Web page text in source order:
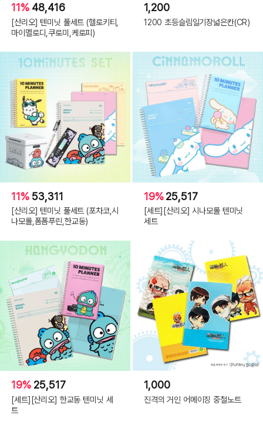
11% 48,416
[산리오] 텐미닛 풀세트 (헬로키티,
마이멜로디,쿠로미,케로피)
1,200
1200 초등슬림일기장넓은칸(CR)
11% 53,311
[산리오] 텐미닛 풀세트 (포차코,시
나모롤,폼폼푸린,한교동)
19%25,517
[세트][산리오] 시나모롤 텐미닛
세트
19% 25,517
[세트][산리오] 한교동 텐미닛 세
트
1,000
진격의 거인 어메이징 중철노트